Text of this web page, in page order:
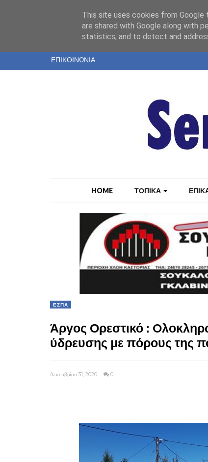
ΤΑΥΤΟΤΗΤΑ
ΕΝΤΥΠΗ ΕΚΔΟΣΗ
ΕΠΙΚΟΙΝΩΝΙΑ
HOME ΤΟΠΙΚΑ
ΕΣΠΑ
Άργος Ορεστικό :
ύδρευσης με πόρους της
Δεκεμβρίου 31, 2020 0
This site uses cookies from Google
are shared with Google along with
statistics, and to detect and